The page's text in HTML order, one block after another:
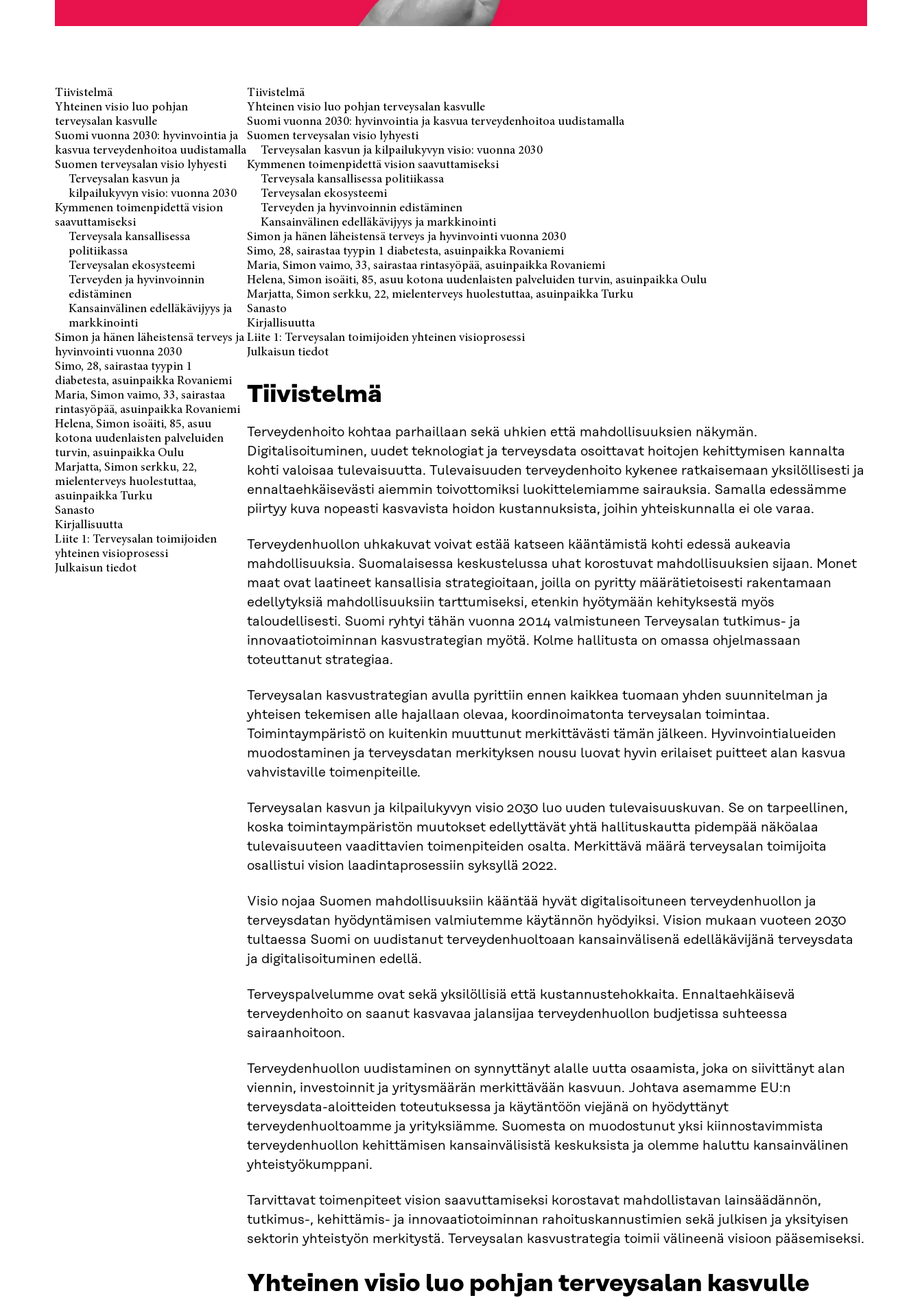
Tiivistelmä
Yhteinen visio luo pohjan
terveysalan kasvulle
Suomi vuonna 2030: hyvinvointia ja
kasvua terveydenhoitoa uudistamalla
Suomen terveysalan visio lyhyesti
Terveysalan kasvun ja
kilpailukyvyn visio: vuonna 2030
Kymmenen toimenpidettä vision
saavuttamiseksi
Terveysala kansallisessa
politiikassa
Terveysalan ekosysteemi
Terveyden ja hyvinvoinnin
edistäminen
Kansainvälinen edelläkävijyys ja
markkinointi
Simon ja hänen läheistensä terveys ja
hyvinvointi vuonna 2030
Simo, 28, sairastaa tyypin 1
diabetesta, asuinpaikka Rovaniemi
Maria, Simon vaimo, 33, sairastaa
rintasyöpää, asuinpaikka Rovaniemi
Helena, Simon isoäiti, 85, asuu
kotona uudenlaisten palveluiden
turvin, asuinpaikka Oulu
Marjatta, Simon serkku, 22,
mielenterveys huolestuttaa,
asuinpaikka Turku
Sanasto
Kirjallisuutta
Liite 1: Terveysalan toimijoiden
yhteinen visioprosessi
Julkaisun tiedot
Tiivistelmä
Yhteinen visio luo pohjan terveysalan kasvulle
Suomi vuonna 2030: hyvinvointia ja kasvua terveydenhoitoa uudistamalla
Suomen terveysalan visio lyhyesti
Terveysalan kasvun ja kilpailukyvyn visio: vuonna 2030
Kymmenen toimenpidettä vision saavuttamiseksi
Terveysala kansallisessa politiikassa
Terveysalan ekosysteemi
Terveyden ja hyvinvoinnin edistäminen
Kansainvälinen edelläkävijyys ja markkinointi
Simon ja hänen läheistensä terveys ja hyvinvointi vuonna 2030
Simo, 28, sairastaa tyypin 1 diabetesta, asuinpaikka Rovaniemi
Maria, Simon vaimo, 33, sairastaa rintasyöpää, asuinpaikka Rovaniemi
Helena, Simon isoäiti, 85, asuu kotona uudenlaisten palveluiden turvin, asuinpaikka Oulu
Marjatta, Simon serkku, 22, mielenterveys huolestuttaa, asuinpaikka Turku
Sanasto
Kirjallisuutta
Liite 1: Terveysalan toimijoiden yhteinen visioprosessi
Julkaisun tiedot
Tiivistelmä
Terveydenhoito kohtaa parhaillaan sekä uhkien että mahdollisuuksien näkymän.
Digitalisoituminen, uudet teknologiat ja terveysdata osoittavat hoitojen kehittymisen kannalta
kohti valoisaa tulevaisuutta. Tulevaisuuden terveydenhoito kykenee ratkaisemaan yksilöllisesti ja
ennaltaehkäisevästi aiemmin toivottomiksi luokittelemiamme sairauksia. Samalla edessämme
piirtyy kuva nopeasti kasvavista hoidon kustannuksista, joihin yhteiskunnalla ei ole varaa.
Terveydenhuollon uhkakuvat voivat estää katseen kääntämistä kohti edessä aukeavia
mahdollisuuksia. Suomalaisessa keskustelussa uhat korostuvat mahdollisuuksien sijaan. Monet
maat ovat laatineet kansallisia strategioitaan, joilla on pyritty määrätietoisesti rakentamaan
edellytyksiä mahdollisuuksiin tarttumiseksi, etenkin hyötymään kehityksestä myös
taloudellisesti. Suomi ryhtyi tähän vuonna 2014 valmistuneen Terveysalan tutkimus- ja
innovaatiotoiminnan kasvustrategian myötä. Kolme hallitusta on omassa ohjelmassaan
toteuttanut strategiaa.
Terveysalan kasvustrategian avulla pyrittiin ennen kaikkea tuomaan yhden suunnitelman ja
yhteisen tekemisen alle hajallaan olevaa, koordinoimatonta terveysalan toimintaa.
Toimintaympäristö on kuitenkin muuttunut merkittävästi tämän jälkeen. Hyvinvointialueiden
muodostaminen ja terveysdatan merkityksen nousu luovat hyvin erilaiset puitteet alan kasvua
vahvistaville toimenpiteille.
Terveysalan kasvun ja kilpailukyvyn visio 2030 luo uuden tulevaisuuskuvan. Se on tarpeellinen,
koska toimintaympäristön muutokset edellyttävät yhtä hallituskautta pidempää näköalaa
tulevaisuuteen vaadittavien toimenpiteiden osalta. Merkittävä määrä terveysalan toimijoita
osallistui vision laadintaprosessiin syksyllä 2022.
Visio nojaa Suomen mahdollisuuksiin kääntää hyvät digitalisoituneen terveydenhuollon ja
terveysdatan hyödyntämisen valmiutemme käytännön hyödyiksi. Vision mukaan vuoteen 2030
tultaessa Suomi on uudistanut terveydenhuoltoaan kansainvälisenä edelläkävijänä terveysdata
ja digitalisoituminen edellä.
Terveyspalvelumme ovat sekä yksilöllisiä että kustannustehokkaita. Ennaltaehkäisevä
terveydenhoito on saanut kasvavaa jalansijaa terveydenhuollon budjetissa suhteessa
sairaanhoitoon.
Terveydenhuollon uudistaminen on synnyttänyt alalle uutta osaamista, joka on siivittänyt alan
viennin, investoinnit ja yritysmäärän merkittävään kasvuun. Johtava asemamme EU:n
terveysdata-aloitteiden toteutuksessa ja käytäntöön viejänä on hyödyttänyt
terveydenhuoltoamme ja yrityksiämme. Suomesta on muodostunut yksi kiinnostavimmista
terveydenhuollon kehittämisen kansainvälisistä keskuksista ja olemme haluttu kansainvälinen
yhteistyökumppani.
Tarvittavat toimenpiteet vision saavuttamiseksi korostavat mahdollistavan lainsäädännön,
tutkimus-, kehittämis- ja innovaatiotoiminnan rahoituskannustimien sekä julkisen ja yksityisen
sektorin yhteistyön merkitystä. Terveysalan kasvustrategia toimii välineenä visioon pääsemiseksi.
Yhteinen visio luo pohjan terveysalan kasvulle